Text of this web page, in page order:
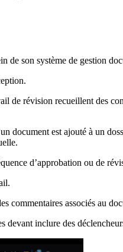
de son système de gestion
de révision recueillent des
document est ajouté à un
d’approbation ou de
commentaires associés au
inclure des